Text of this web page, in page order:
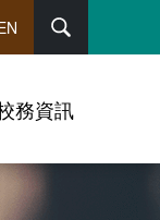
務資訊